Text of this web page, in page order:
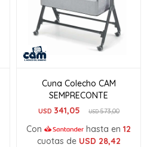
Cuna Colecho CAM
SEMPRECONTE
USD 341,05 USD573,00
Con hasta en 12
cuotas de USD 28,42